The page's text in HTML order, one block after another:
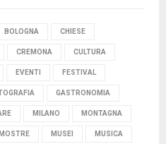
BOLOGNA CHIESE
CREMONA CULTURA
EVENTI FESTIVAL
GASTRONOMIA
MILANO MONTAGNA
MOSTRE MUSEI MUSICA